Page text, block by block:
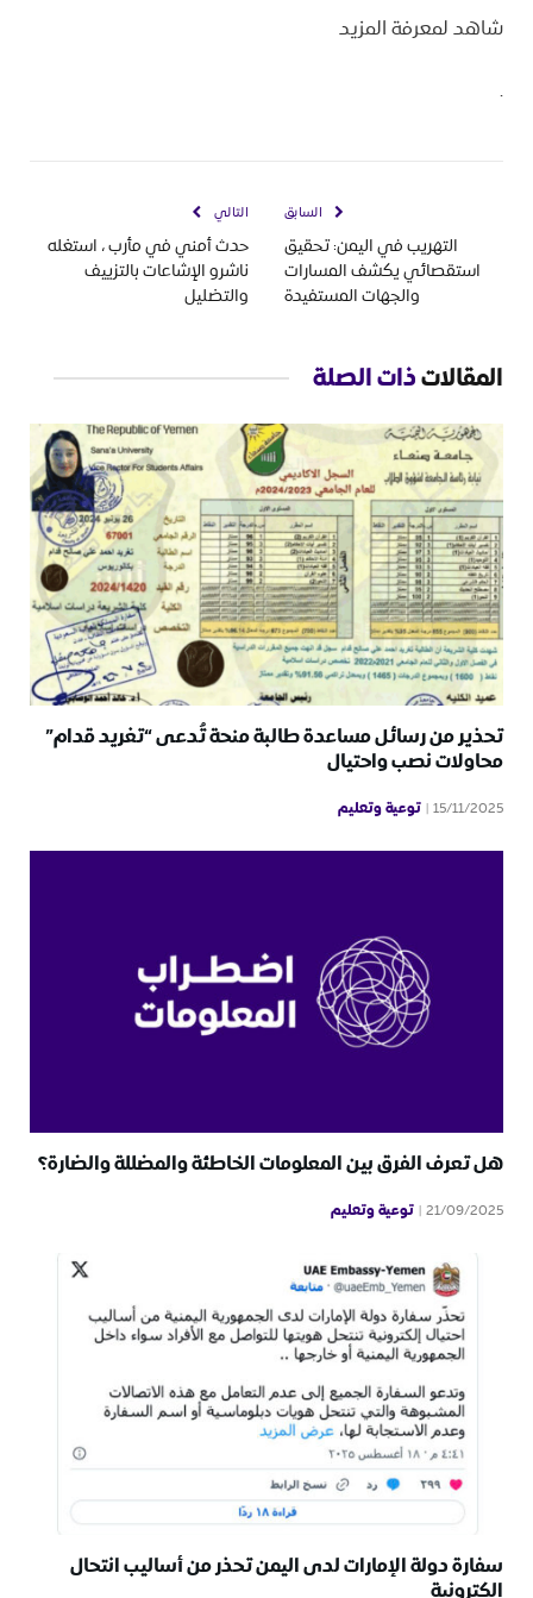
شاهد لمعرفة المزيد
.
السابق
التهريب في اليمن: تحقيق
استقصائي يكشف المسارات
والجهات المستفيدة
التالي
حدث أمني في مأرب ، استغله
ناشرو الإشاعات بالتزييف
والتضليل
المقالاتذات الصلة
تحذير من رسائل مساعدة طالبة منحة تُدعى “تغريد قدام”
محاولات نصب واحتيال
15/11/2025 توعية وتعليم
هل تعرف الفرق بين المعلومات الخاطئة والمضللة والضارة؟
21/09/2025 توعية وتعليم
سفارة دولة الإمارات لدى اليمن تحذر من أساليب انتحال
إلكترونية